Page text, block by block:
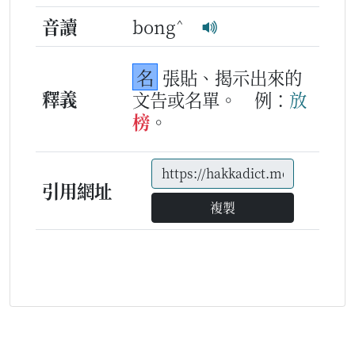
音讀 bong^
釋義
名 張貼、揭示出來的
文告或名單。
例： 放
榜 。
引用網址
複製